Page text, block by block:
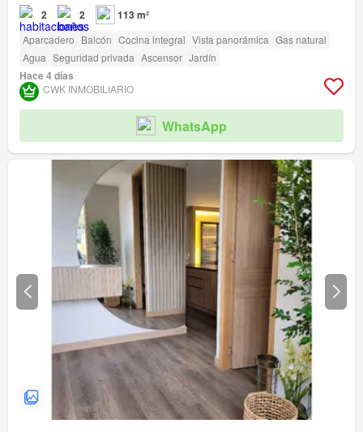
2 2 113 m²
Aparcadero Balcón Cocina integral Vista panorámica Gas natural
Agua Seguridad privada Ascensor Jardín
Hace 4 días
CWK INMOBILIARIO
WhatsApp